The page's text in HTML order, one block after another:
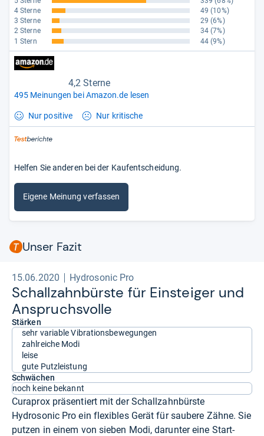
4 Sterne
49 (10%)
3 Sterne
29 (6%)
2 Sterne
34 (7%)
1 Stern
44 (9%)
4,2 Sterne
495 Meinungen bei Amazon.de lesen
Nur positive Nur kritische
Helfen Sie anderen bei der Kaufentscheidung.
Eigene Meinung verfassen
Unser Fazit
15.06.2020 Hydrosonic Pro
Schall­zahn­bürste für Ein­stei­ger und
Anspruchs­volle
Stärken
sehr variable Vibrationsbewegungen
zahlreiche Modi
leise
gute Putzleistung
Schwächen
noch keine bekannt
Curaprox präsentiert mit der Schallzahnbürste
Hydrosonic Pro ein flexibles Gerät für saubere Zähne. Sie
putzen in einem von sieben Modi, darunter eine Start-